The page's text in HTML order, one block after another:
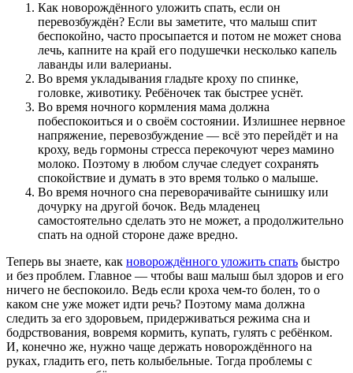
Как новорождённого уложить спать, если он
перевозбуждён? Если вы заметите, что малыш спит
беспокойно, часто просыпается и потом не может снова
лечь, капните на край его подушечки несколько капель
лаванды или валерианы.
Во время укладывания гладьте кроху по спинке,
головке, животику. Ребёночек так быстрее уснёт.
Во время ночного кормления мама должна
побеспокоиться и о своём состоянии. Излишнее нервное
напряжение, перевозбуждение — всё это перейдёт и на
кроху, ведь гормоны стресса перекочуют через мамино
молоко. Поэтому в любом случае следует сохранять
спокойствие и думать в это время только о малыше.
Во время ночного сна переворачивайте сынишку или
дочурку на другой бочок. Ведь младенец
самостоятельно сделать это не может, а продолжительно
спать на одной стороне даже вредно.
Теперь вы знаете, как новорождённого уложить спать быстро
и без проблем. Главное — чтобы ваш малыш был здоров и его
ничего не беспокоило. Ведь если кроха чем-то болен, то о
каком сне уже может идти речь? Поэтому мама должна
следить за его здоровьем, придерживаться режима сна и
бодрствования, вовремя кормить, купать, гулять с ребёнком.
И, конечно же, нужно чаще держать новорождённого на
руках, гладить его, петь колыбельные. Тогда проблемы с